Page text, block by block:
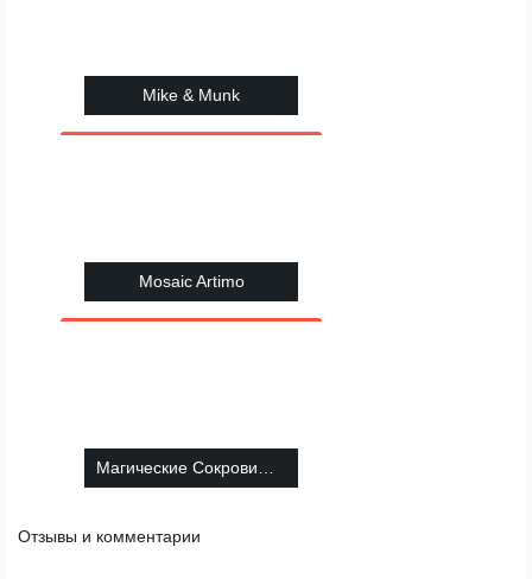
Mike & Munk
Mosaic Artimo
Отзывы и комментарии